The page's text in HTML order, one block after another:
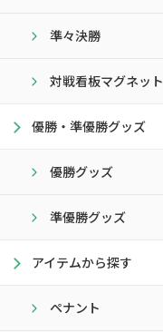
準々決勝
対戦看板マグネット
優勝・準優勝グッズ
優勝グッズ
準優勝グッズ
アイテムから探す
ペナント